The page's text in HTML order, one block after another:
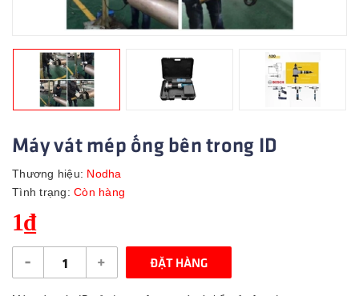
Máy vát mép ống bên trong ID
Thương hiệu: Nodha
Tình trạng: Còn hàng
1₫
- + ĐẶT HÀNG